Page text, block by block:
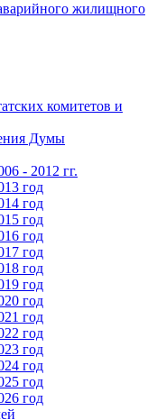
жилищного
комитетов и
Думы
- 2012 гг.
год
год
год
год
год
год
год
год
год
год
год
год
год
год